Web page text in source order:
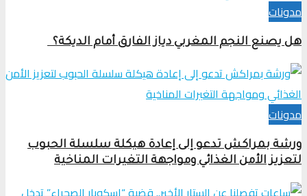
مدونات
هل يصنع النجم المغربي دياز الفارق أمام الديكة؟
مدونات
ورشة بمراكش تدعو إلى إعادة هيكلة سلسلة الحبوب
لتعزيز الأمن الغذائي ومواجهة التغيرات المناخية